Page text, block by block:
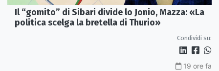
Il “gomito” di Sibari divide lo Jonio, Mazza: «La
politica scelga la bretella di Thurio»
Condividi su:
19 ore fa